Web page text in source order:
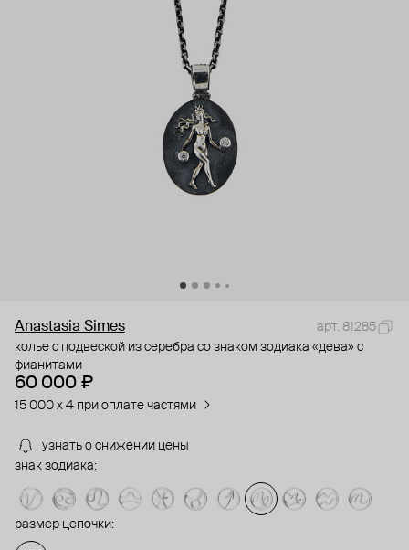
Anastasia Simes
арт. 81285
колье с подвеской из серебра со знаком зодиака «дева» с
фианитами
60 000 ₽
15 000 x 4 при оплате частями
узнать о снижении цены
знак зодиака:
размер цепочки: